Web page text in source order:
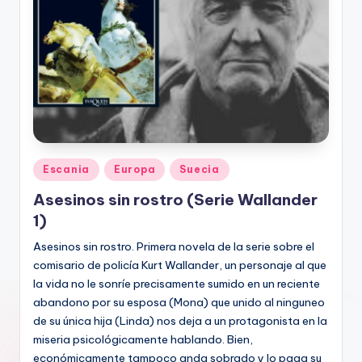
Publicado
en
Escania Europa Suecia
Asesinos sin rostro (Serie Wallander
1)
Asesinos sin rostro. Primera novela de la serie sobre el
comisario de policía Kurt Wallander, un personaje al que
la vida no le sonríe precisamente sumido en un reciente
abandono por su esposa (Mona) que unido al ninguneo
de su única hija (Linda) nos deja a un protagonista en la
miseria psicológicamente hablando. Bien,
económicamente tampoco anda sobrado y lo paga su